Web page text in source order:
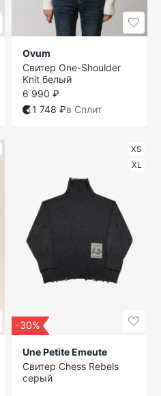
Ovum
Свитер One-Shoulder
Knit белый
6 990 ₽
1 748 ₽в Сплит
XS
XL
-30%
Une Petite Emeute
Свитер Chess Rebels
серый